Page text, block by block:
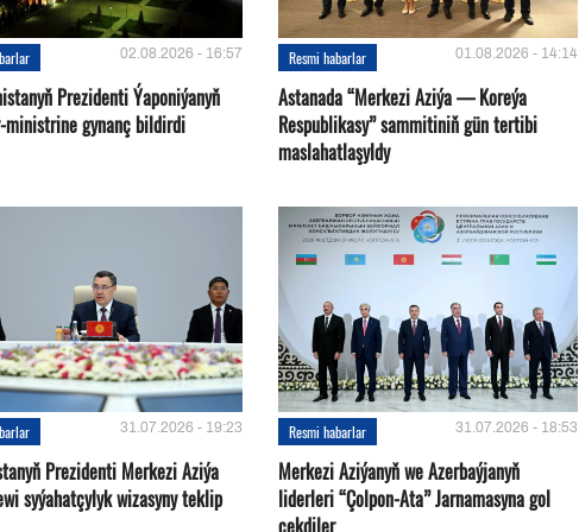
02.08.2026 - 16:57
Prezidenti Ýaponiýanyň
ministrine gynanç bildirdi
Resmi habarlar 01.08.2026 - 14:14
Astanada “Merkezi Aziýa — Koreýa
Respublikasy” sammitiniň gün tertibi
maslahatlaşyldy
31.07.2026 - 19:23
Prezidenti Merkezi Aziýa
syýahatçylyk wizasyny teklip
Resmi habarlar 31.07.2026 - 18:53
Merkezi Aziýanyň we Azerbaýjanyň
liderleri “Çolpon-Ata” Jarnamasyna gol